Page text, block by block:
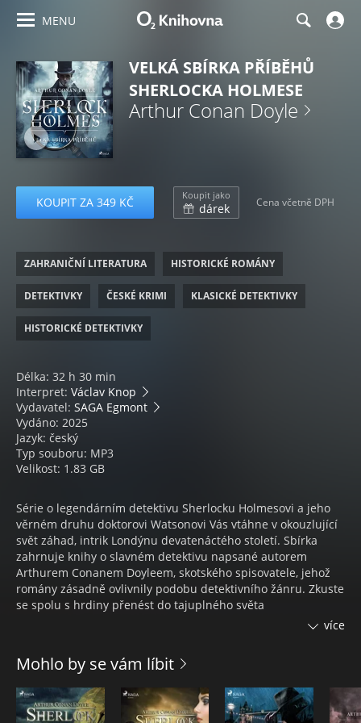
MENU
VELKÁ SBÍRKA PŘÍBĚHŮ
SHERLOCKA HOLMESE
Arthur Conan Doyle
KOUPIT ZA 349 KČ Koupit jako
dárek Cena včetně DPH
ZAHRANIČNÍ LITERATURA HISTORICKÉ ROMÁNY
DETEKTIVKY ČESKÉ KRIMI KLASICKÉ DETEKTIVKY
HISTORICKÉ DETEKTIVKY
Délka: 32 h 30 min
Interpret: Václav Knop
Vydavatel: SAGA Egmont
Vydáno: 2025
Jazyk: český
Typ souboru: MP3
Velikost: 1.83 GB
Série o legendárním detektivu Sherlocku Holmesovi a jeho
věrném druhu doktorovi Watsonovi Vás vtáhne v okouzlující
svět záhad, intrik Londýnu devatenáctého století. Sbírka
zahrnuje knihy o slavném detektivu napsané autorem
Arthurem Conanem Doyleem, skotského spisovatele, jehož
romány zásadně ovlivnily podobu detektivního žánru. Zkuste
se spolu s hrdiny přenést do tajuplného světa
viktoriánského Londýna, kde sami se přesvědčíte, kolik
každého milovníka detektivek.
V této sbírce najdete: "Dobrodružství Sherlocka Holmese",
"Skandál v Čechách", "Spolek ryšavců" - a mnoho dalších
více
Mohlo by se vám líbit